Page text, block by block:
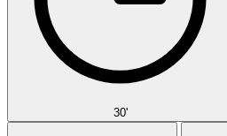
30'